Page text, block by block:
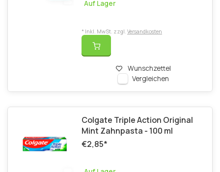
Auf Lager
Wunschzettel
Vergleichen
* Inkl. MwSt. zzgl. Versandkosten
Colgate Triple Action Original
Mint Zahnpasta - 100 ml
€2,85*